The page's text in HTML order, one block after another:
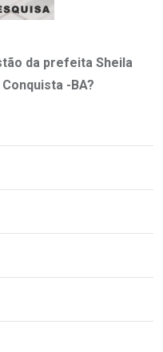
da prefeita Sheila
-BA?